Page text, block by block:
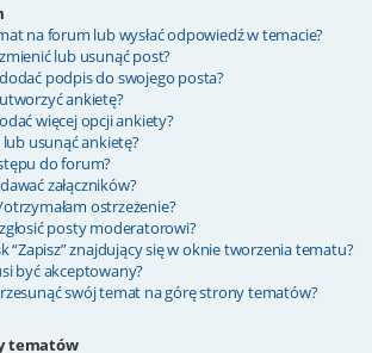
na forum lub wysłać odpowiedź w temacie?
lub usunąć post?
podpis do swojego posta?
ankietę?
więcej opcji ankiety?
usunąć ankietę?
do forum?
załączników?
ostrzeżenie?
posty moderatorowi?
“Zapisz” znajdujący się w oknie tworzenia tematu?
być akceptowany?
swój temat na górę strony tematów?
tematów